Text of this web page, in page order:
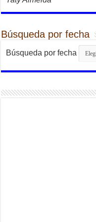
Búsqueda por fecha
Búsqueda por fecha